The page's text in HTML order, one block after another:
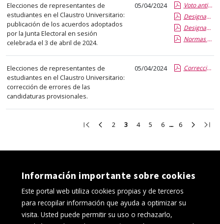
Elecciones de representantes de
estudiantes en el Claustro Universitario:
publicación de los acuerdos adoptados
por la Junta Electoral en sesión
celebrada el 3 de abril de 2024.
05/04/2024
Voto anticipado por registro..pdf
Designación de apoderados en los campus.pdf
Designación de interventores en las mesas electorales.pdf
Normas de funcionamiento de las mesas electorales.pdf
Elecciones de representantes de
estudiantes en el Claustro Universitario:
corrección de errores de las
candidaturas provisionales.
05/04/2024 Corrección de errores.pdf
Ir
primera
Ir
página
2Ir
página
3 4Ir
página
5
página
6Ir
página
6Ir
página
Ir
página
Ir
Información importante sobre cookies
Este portal web utiliza cookies propias y de terceros
para recopilar información que ayuda a optimizar su
visita. Usted puede permitir su uso o rechazarlo,